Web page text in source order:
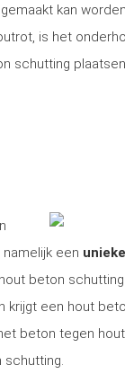
kan
is het
schutting
namelijk een unieke
beton
krijgt een hout
beton tegen
schutting.